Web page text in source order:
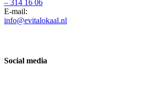
– 314 16 06
E-mail:
info@evitalokaal.nl
Social media